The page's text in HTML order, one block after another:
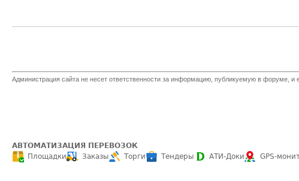
Администрация сайта не несет ответственности за информацию, публикуемую в форуме,
АВТОМАТИЗАЦИЯ ПЕРЕВОЗОК
Площадки
Заказы Торги Тендеры АТИ-Доки GPS-